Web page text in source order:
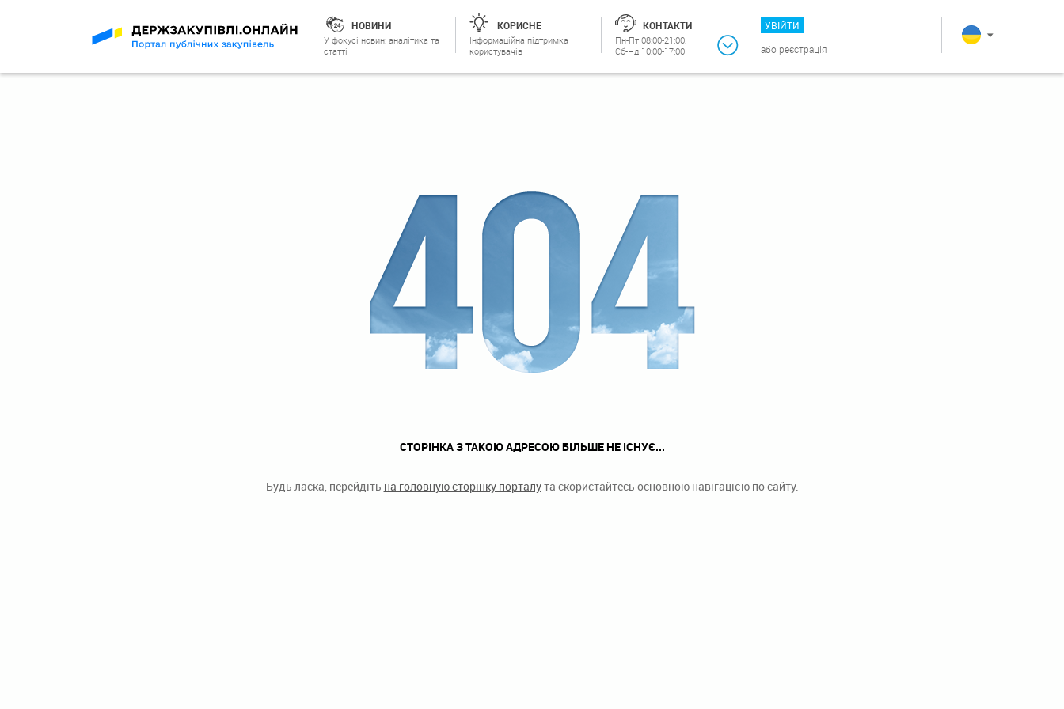
НОВИНИ
У фокусі новин: аналітика та
статті
КОРИСНЕ
Інформаційна підтримка
користувачів
КОНТАКТИ
Пн-Пт 08:00-21:00,
Сб-Нд 10:00-17:00
УВІЙТИ
або реєстрація
СТОРІНКА З ТАКОЮ АДРЕСОЮ БІЛЬШЕ НЕ ІСНУЄ...
Будь ласка, перейдіть на головную сторінку порталута скористайтесь основною навігацією по сайту.